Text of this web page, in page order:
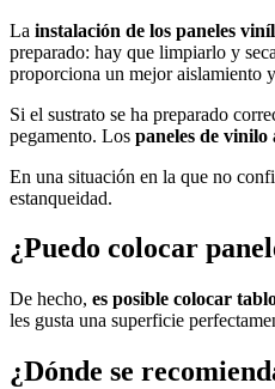
La instalación de los paneles
preparado: hay que limpiarlo y
proporciona un mejor aislamiento
Si el sustrato se ha preparado
pegamento. Los paneles de vinilo
En una situación en la que no
estanqueidad.
¿Puedo colocar
De hecho, es posible colocar
les gusta una superficie
¿Dónde se